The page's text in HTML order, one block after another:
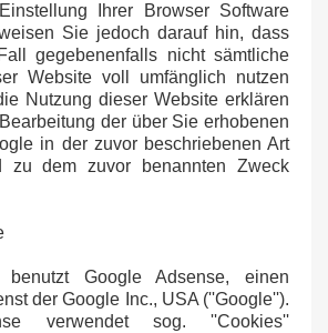
Ihrer Browser Software
Sie jedoch darauf hin, dass
gegebenenfalls nicht sämtliche
Website voll umfänglich nutzen
Nutzung dieser Website erklären
der über Sie erhobenen
in der zuvor beschriebenen Art
zu dem zuvor benannten Zweck
benutzt Google Adsense, einen
der Google Inc., USA (''Google'').
verwendet sog. ''Cookies''